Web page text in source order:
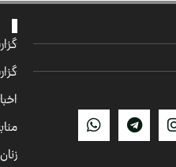
زنان